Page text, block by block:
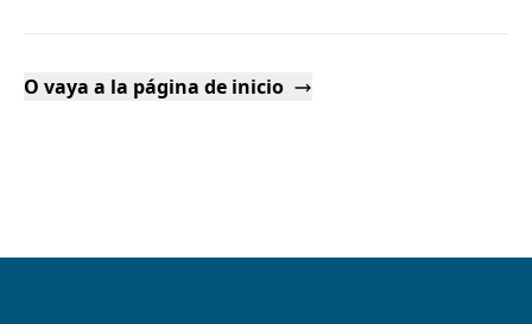
O vaya a la página de inicio